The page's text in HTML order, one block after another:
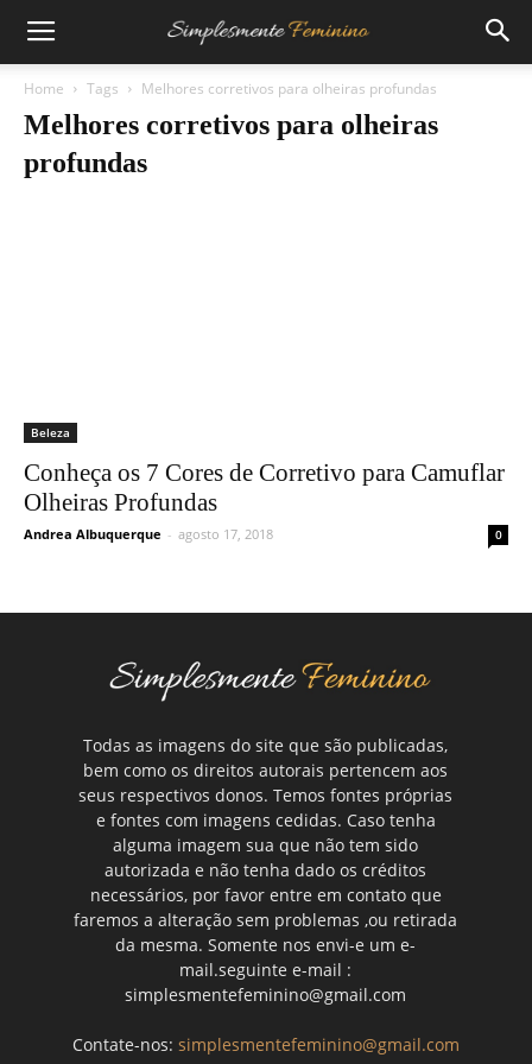
Home Tags Melhores corretivos para olheiras profundas
Melhores corretivos para olheiras
profundas
Beleza
Conheça os 7 Cores de Corretivo para Camuflar
Olheiras Profundas
Andrea Albuquerque - agosto 17, 2018 0
Todas as imagens do site que são publicadas,
bem como os direitos autorais pertencem aos
seus respectivos donos. Temos fontes próprias
e fontes com imagens cedidas. Caso tenha
alguma imagem sua que não tem sido
autorizada e não tenha dado os créditos
necessários, por favor entre em contato que
faremos a alteração sem problemas ,ou retirada
da mesma. Somente nos envi-e um e-
mail.seguinte e-mail :
simplesmentefeminino@gmail.com
Contate-nos: simplesmentefeminino@gmail.com